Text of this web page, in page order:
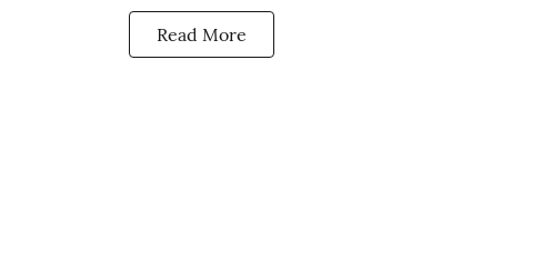
Read More